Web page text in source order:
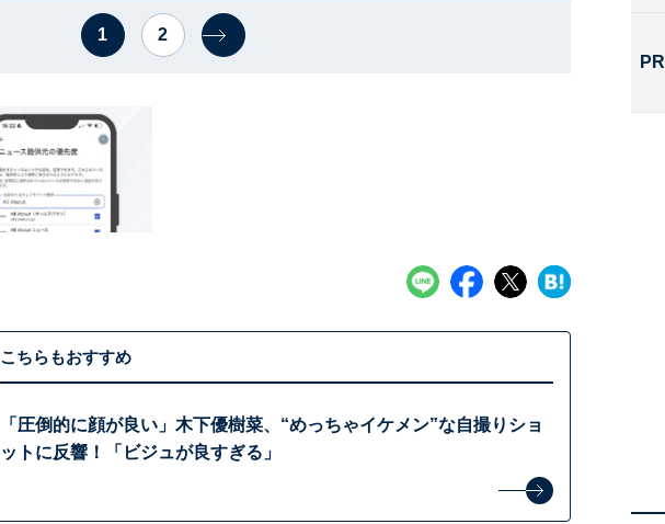
1 2
こちらもおすすめ
「圧倒的に顔が良い」木下優樹菜、“めっちゃイケメン”な自撮りショ
ットに反響！「ビジュが良すぎる」
PR